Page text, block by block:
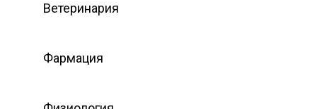
Ветеринария
Фармация